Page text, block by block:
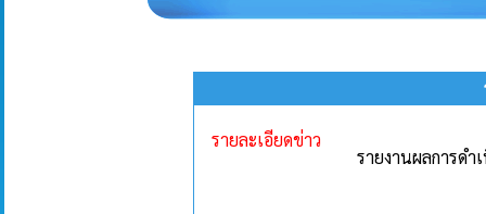
รายละเอียดข่าว
รายงานผลการด